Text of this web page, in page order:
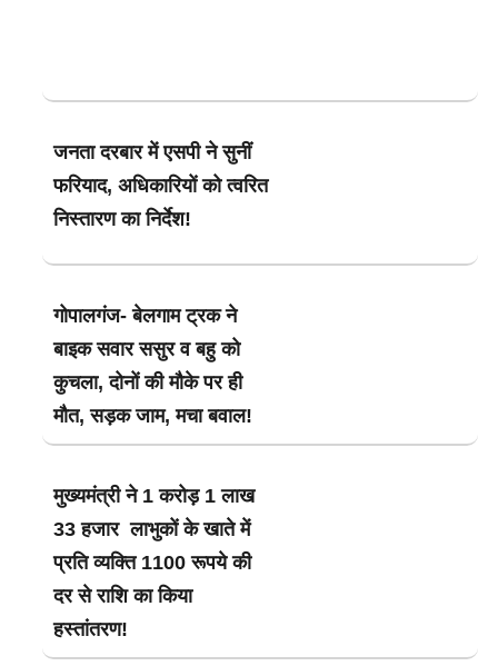
जनता दरबार में एसपी ने सुनीं
फरियाद, अधिकारियों को त्वरित
निस्तारण का निर्देश!
गोपालगंज- बेलगाम ट्रक ने
बाइक सवार ससुर व बहु को
कुचला, दोनों की मौके पर ही
मौत, सड़क जाम, मचा बवाल!
मुख्यमंत्री ने 1 करोड़ 1 लाख
33 हजार लाभुकों के खाते में
प्रति व्यक्ति 1100 रूपये की
दर से राशि का किया
हस्तांतरण!